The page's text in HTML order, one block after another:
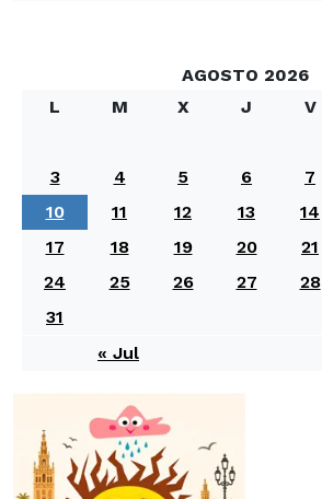
AGOSTO 2026
L
M X J V
3
4 5 6 7
10
11 12 13 14
17
18 19 20 21
24
25 26 27 28
31
« Jul